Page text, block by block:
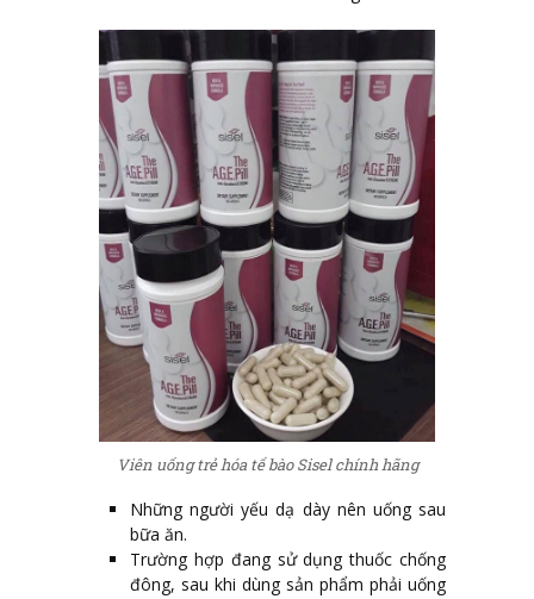
Viên uống trẻ hóa tế bào Sisel chính hãng
Những người yếu dạ dày nên uống sau
bữa ăn.
Trường hợp đang sử dụng thuốc chống
đông, sau khi dùng sản phẩm phải uống